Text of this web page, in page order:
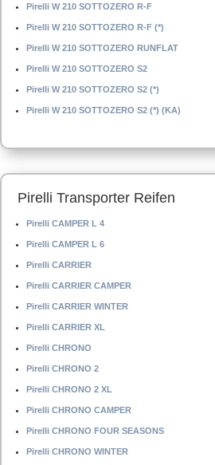
Pirelli W 210 SOTTOZERO R-F
Pirelli W 210 SOTTOZERO R-F (*)
Pirelli W 210 SOTTOZERO RUNFLAT
Pirelli W 210 SOTTOZERO S2
Pirelli W 210 SOTTOZERO S2 (*)
Pirelli W 210 SOTTOZERO S2 (*) (KA)
Pirelli Transporter Reifen
Pirelli CAMPER L 4
Pirelli CAMPER L 6
Pirelli CARRIER
Pirelli CARRIER CAMPER
Pirelli CARRIER WINTER
Pirelli CARRIER XL
Pirelli CHRONO
Pirelli CHRONO 2
Pirelli CHRONO 2 XL
Pirelli CHRONO CAMPER
Pirelli CHRONO FOUR SEASONS
Pirelli CHRONO WINTER